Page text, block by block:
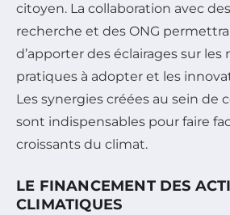
citoyen. La collaboration avec
recherche et des ONG
d’apporter des éclairages sur les
pratiques à adopter et les
Les synergies créées au sein de
sont indispensables pour faire
croissants du climat.
LE FINANCEMENT DES
CLIMATIQUES